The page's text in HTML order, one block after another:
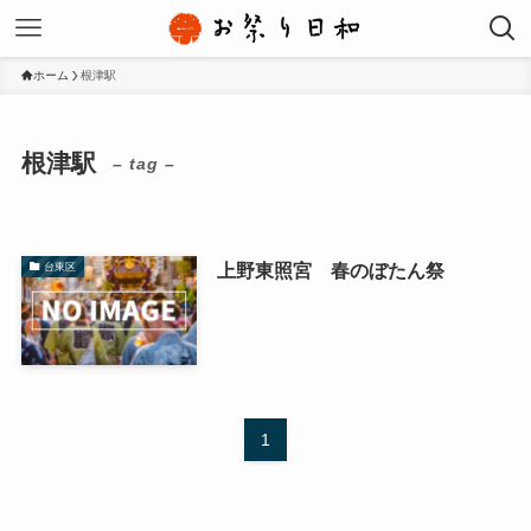
ホーム 根津駅
根津駅 – tag –
台東区 上野東照宮 春のぼたん祭
1